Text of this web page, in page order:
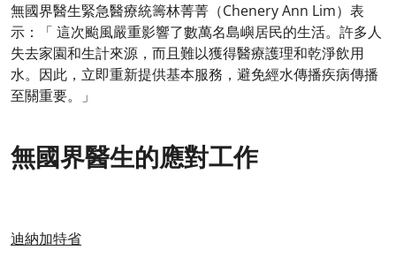
無國界醫生緊急醫療統籌林菁菁（Chenery Ann Lim）表
示：「 這次颱風嚴重影響了數萬名島嶼居民的生活。許多人
失去家園和生計來源，而且難以獲得醫療護理和乾淨飲用
水。因此，立即重新提供基本服務，避免經水傳播疾病傳播
至關重要。」
無國界醫生的應對工作
迪納加特省